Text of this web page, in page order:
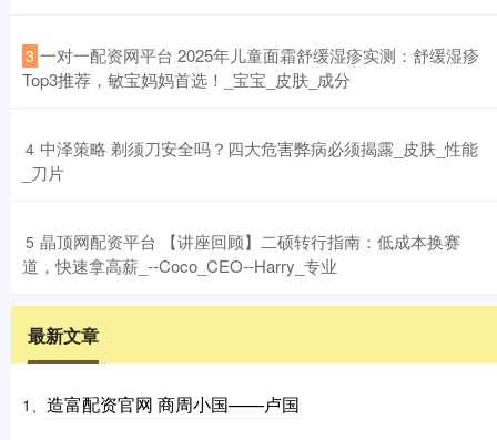
3 ​一对一配资网平台 2025年儿童面霜舒缓湿疹实测：舒缓湿疹
Top3推荐，敏宝妈妈首选！_宝宝_皮肤_成分
4 ​中泽策略 剃须刀安全吗？四大危害弊病必须揭露_皮肤_性能
_刀片
5 ​晶顶网配资平台 【讲座回顾】二硕转行指南：低成本换赛
道，快速拿高薪_--Coco_CEO--Harry_专业
最新文章
1、 造富配资官网 商周小国——卢国